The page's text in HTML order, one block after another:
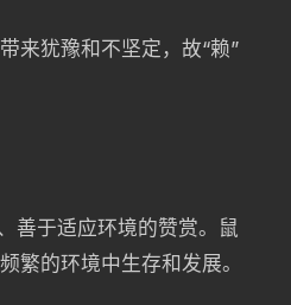
来犹豫和不坚定，故“赖”
善于适应环境的赞赏。鼠
繁的环境中生存和发展。